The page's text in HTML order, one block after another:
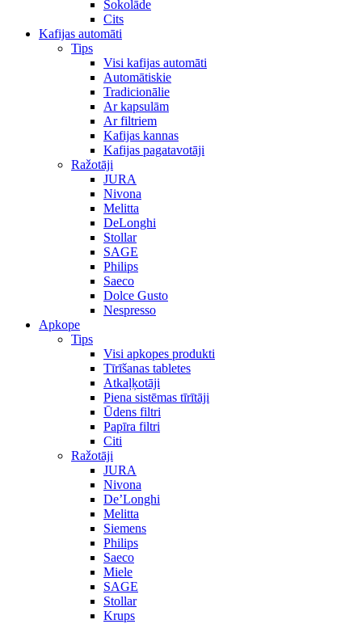
Šokolāde
Cits
Kafijas automāti
Tips
Visi kafijas automāti
Automātiskie
Tradicionālie
Ar kapsulām
Ar filtriem
Kafijas kannas
Kafijas pagatavotāji
Ražotāji
JURA
Nivona
Melitta
DeLonghi
Stollar
SAGE
Philips
Saeco
Dolce Gusto
Nespresso
Apkope
Tips
Visi apkopes produkti
Tīrīšanas tabletes
Atkaļķotāji
Piena sistēmas tīrītāji
Ūdens filtri
Papīra filtri
Citi
Ražotāji
JURA
Nivona
De’Longhi
Melitta
Siemens
Philips
Saeco
Miele
SAGE
Stollar
Krups